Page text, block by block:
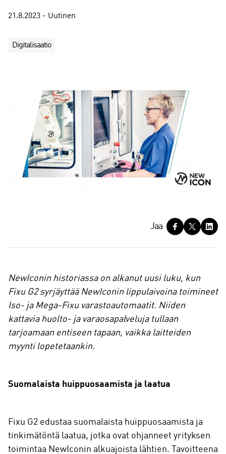
21.8.2023 - Uutinen
Digitalisaatio
a
Jaa
NewIconin historiassa on alkanut uusi luku, kun
Fixu G2 syrjäyttää NewIconin lippulaivoina toimineet
Iso- ja Mega-Fixu varastoautomaatit. Niiden
kattavia huolto- ja varaosapalveluja tullaan
tarjoamaan entiseen tapaan, vaikka laitteiden
myynti lopetetaankin.
Suomalaista huippuosaamista ja laatua
Fixu G2 edustaa suomalaista huippuosaamista ja
tinkimätöntä laatua, jotka ovat ohjanneet yrityksen
toimintaa NewIconin alkuajoista lähtien. Tavoitteena